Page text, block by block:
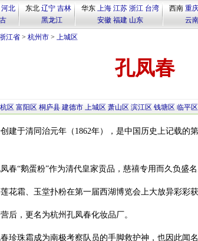
河北
东北 辽宁 吉林
黑龙江
华东 上海 江苏 浙江 台湾
安徽 福建 山东
西南 重
云
江省> 杭州市> 上城区
孔凤春
区 富阳区 桐庐县 建德市 上城区 萧山区 滨江区 钱塘区 临平区
建于清同治元年（1862年），是中国历史上记载的
春“鹅蛋粉”作为清代皇家贡品，慈禧专用而久负盛名
花霜、玉堂扑粉在第一届西湖博览会上大放异彩彩获
后，更名为杭州孔凤春化妆品厂。
珍珠霜成为南极考察队员的手脚救护神，也因此闻名